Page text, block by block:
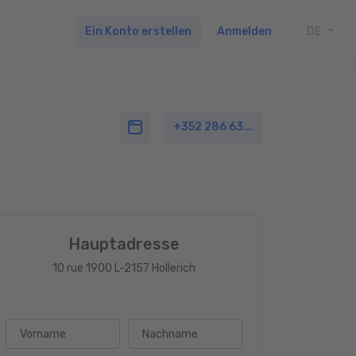
Ein Konto erstellen Anmelden
+352 286 63...
Hauptadresse
10 rue 1900 L-2157 Hollerich
Vorname Nachname